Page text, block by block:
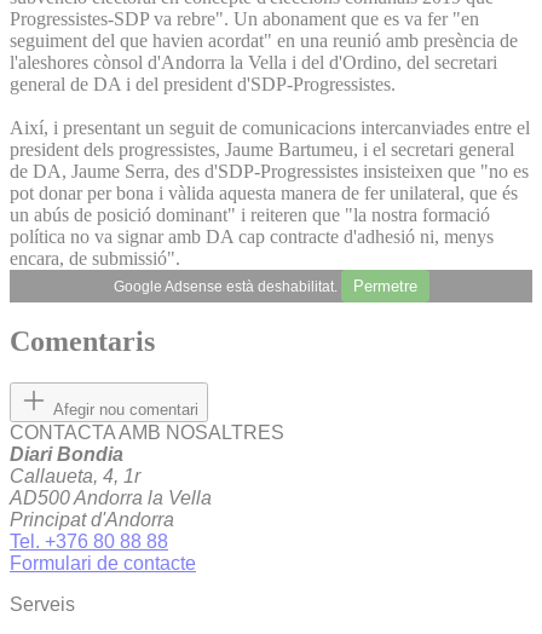
Progressistes-SDP va rebre". Un abonament que es va fer "en
seguiment del que havien acordat" en una reunió amb presència de
l'aleshores cònsol d'Andorra la Vella i del d'Ordino, del secretari
general de DA i del president d'SDP-Progressistes.
Així, i presentant un seguit de comunicacions intercanviades entre el
president dels progressistes, Jaume Bartumeu, i el secretari general
de DA, Jaume Serra, des d'SDP-Progressistes insisteixen que "no es
pot donar per bona i vàlida aquesta manera de fer unilateral, que és
un abús de posició dominant" i reiteren que "la nostra formació
política no va signar amb DA cap contracte d'adhesió ni, menys
encara, de submissió".
Google Adsense està deshabilitat. Permetre
Comentaris
Afegir nou comentari
CONTACTA AMB NOSALTRES
Diari Bondia
Callaueta, 4, 1r
AD500 Andorra la Vella
Principat d'Andorra
Tel. +376 80 88 88
Formulari de contacte
Serveis